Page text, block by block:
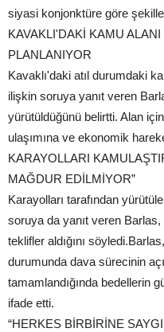
siyasi konjonktüre göre
KAVAKLI'DAKİ KAMU
PLANLANIYOR
Kavaklı'daki atıl durumdaki
ilişkin soruya yanıt veren
yürütüldüğünü belirtti. Alan için
ulaşımına ve ekonomik
KARAYOLLARI
MAĞDUR EDİLMİYOR”
Karayolları tarafından
soruya da yanıt veren
teklifler aldığını
durumunda dava sürecinin
tamamlandığında bedellerin
ifade etti.
“HERKES BİRBİRİNE